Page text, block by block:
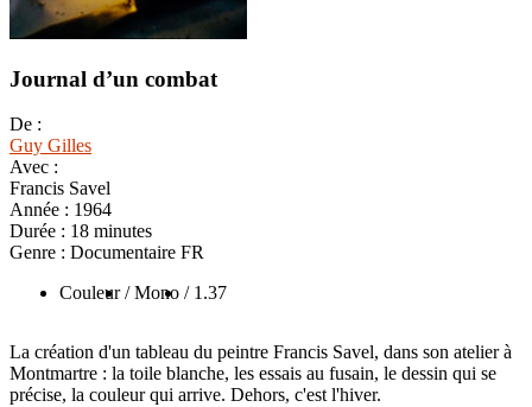
Journal d’un combat
De :
Guy Gilles
Avec :
Francis Savel
Année : 1964
Durée : 18 minutes
Genre : Documentaire FR
Couleur / Mono / 1.37
La création d'un tableau du peintre Francis Savel, dans son atelier à
Montmartre : la toile blanche, les essais au fusain, le dessin qui se
précise, la couleur qui arrive. Dehors, c'est l'hiver.